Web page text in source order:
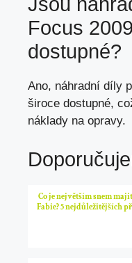
Jsou
Focus
dostupné?
Ano, náhradní díly
široce dostupné,
náklady na opravy.
Co je největším snem
Fabie? 5 nejdůležitějších